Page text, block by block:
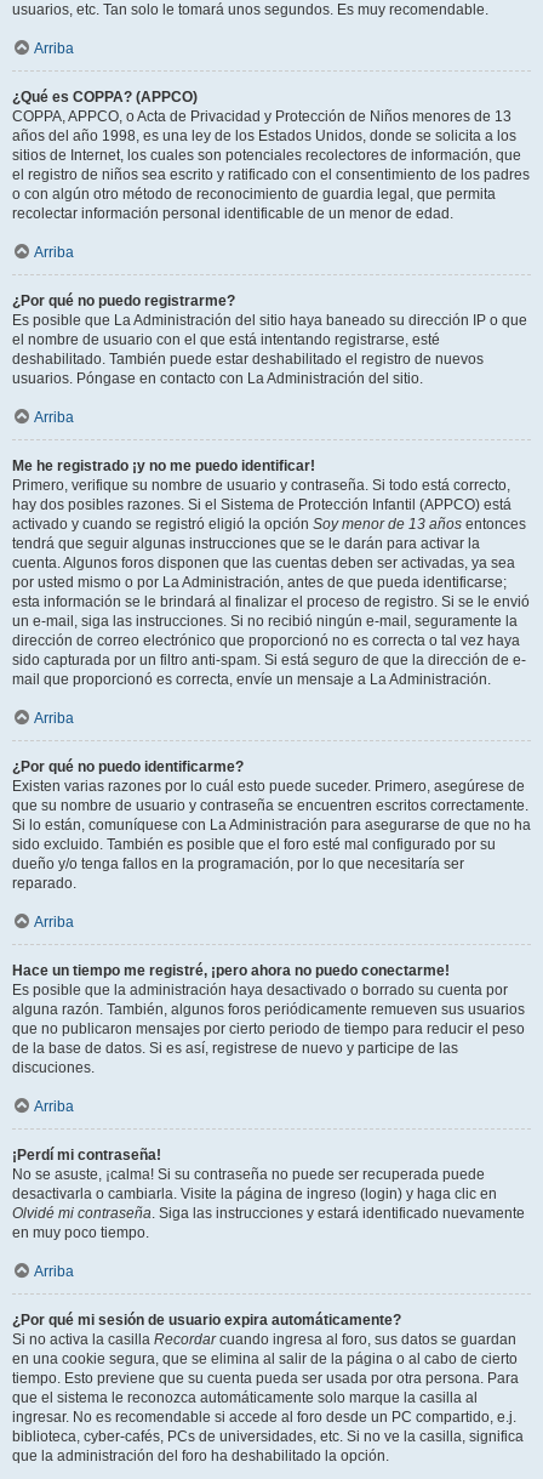
usuarios, etc. Tan solo le tomará unos segundos. Es muy recomendable.
Arriba
¿Qué es COPPA? (APPCO)
COPPA, APPCO, o Acta de Privacidad y Protección de Niños menores de 13
años del año 1998, es una ley de los Estados Unidos, donde se solicita a los
sitios de Internet, los cuales son potenciales recolectores de información, que
el registro de niños sea escrito y ratificado con el consentimiento de los padres
o con algún otro método de reconocimiento de guardia legal, que permita
recolectar información personal identificable de un menor de edad.
Arriba
¿Por qué no puedo registrarme?
Es posible que La Administración del sitio haya baneado su dirección IP o que
el nombre de usuario con el que está intentando registrarse, esté
deshabilitado. También puede estar deshabilitado el registro de nuevos
usuarios. Póngase en contacto con La Administración del sitio.
Arriba
Me he registrado ¡y no me puedo identificar!
Primero, verifique su nombre de usuario y contraseña. Si todo está correcto,
hay dos posibles razones. Si el Sistema de Protección Infantil (APPCO) está
activado y cuando se registró eligió la opción Soy menor de 13 años entonces
tendrá que seguir algunas instrucciones que se le darán para activar la
cuenta. Algunos foros disponen que las cuentas deben ser activadas, ya sea
por usted mismo o por La Administración, antes de que pueda identificarse;
esta información se le brindará al finalizar el proceso de registro. Si se le envió
un e-mail, siga las instrucciones. Si no recibió ningún e-mail, seguramente la
dirección de correo electrónico que proporcionó no es correcta o tal vez haya
sido capturada por un filtro anti-spam. Si está seguro de que la dirección de e-
mail que proporcionó es correcta, envíe un mensaje a La Administración.
Arriba
¿Por qué no puedo identificarme?
Existen varias razones por lo cuál esto puede suceder. Primero, asegúrese de
que su nombre de usuario y contraseña se encuentren escritos correctamente.
Si lo están, comuníquese con La Administración para asegurarse de que no ha
sido excluido. También es posible que el foro esté mal configurado por su
dueño y/o tenga fallos en la programación, por lo que necesitaría ser
reparado.
Arriba
Hace un tiempo me registré, ¡pero ahora no puedo conectarme!
Es posible que la administración haya desactivado o borrado su cuenta por
alguna razón. También, algunos foros periódicamente remueven sus usuarios
que no publicaron mensajes por cierto periodo de tiempo para reducir el peso
de la base de datos. Si es así, registrese de nuevo y participe de las
discuciones.
Arriba
¡Perdí mi contraseña!
No se asuste, ¡calma! Si su contraseña no puede ser recuperada puede
desactivarla o cambiarla. Visite la página de ingreso (login) y haga clic en
Olvidé mi contraseña. Siga las instrucciones y estará identificado nuevamente
en muy poco tiempo.
Arriba
¿Por qué mi sesión de usuario expira automáticamente?
Si no activa la casilla Recordarcuando ingresa al foro, sus datos se guardan
en una cookie segura, que se elimina al salir de la página o al cabo de cierto
tiempo. Esto previene que su cuenta pueda ser usada por otra persona. Para
que el sistema le reconozca automáticamente solo marque la casilla al
ingresar. No es recomendable si accede al foro desde un PC compartido, e.j.
biblioteca, cyber-cafés, PCs de universidades, etc. Si no ve la casilla, significa
que la administración del foro ha deshabilitado la opción.